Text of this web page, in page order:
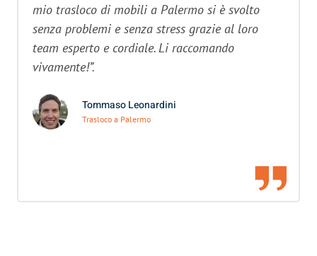
mio trasloco di mobili a Palermo si è svolto
senza problemi e senza stress grazie al loro
team esperto e cordiale. Li raccomando
vivamente!”.
Tommaso Leonardini
Trasloco a Palermo